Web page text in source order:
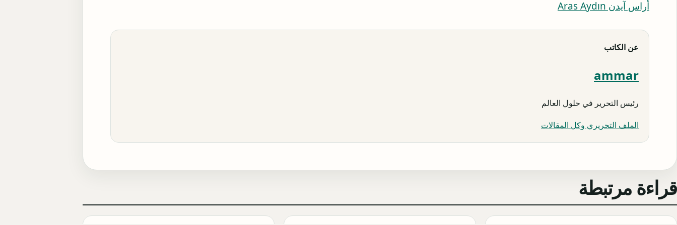
أراس آيدن Aras Aydın
عن الكاتب
ammar
رئيس التحرير في حلول العالم
الملف التحريري وكل المقالات
قراءة مرتبطة